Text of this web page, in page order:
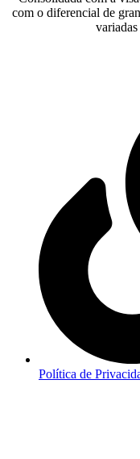
com o diferencial de
variadas
Política de